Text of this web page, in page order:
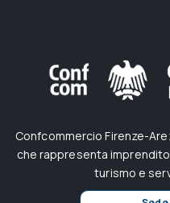
Confcommercio Firenze-
che rappresenta
turismo e